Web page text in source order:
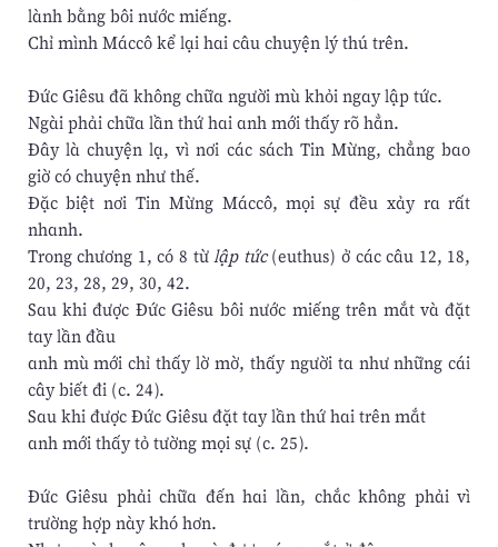
lành bằng bôi nước miếng.
Chỉ mình Máccô kể lại hai câu chuyện lý thú trên.
Đức Giêsu đã không chữa người mù khỏi ngay lập tức.
Ngài phải chữa lần thứ hai anh mới thấy rõ hẳn.
Đây là chuyện lạ, vì nơi các sách Tin Mừng, chẳng bao
giờ có chuyện như thế.
Đặc biệt nơi Tin Mừng Máccô, mọi sự đều xảy ra rất
nhanh.
Trong chương 1, có 8 từlập tức(euthus) ở các câu 12, 18,
20, 23, 28, 29, 30, 42.
Sau khi được Đức Giêsu bôi nước miếng trên mắt và đặt
tay lần đầu
anh mù mới chỉ thấy lờ mờ, thấy người ta như những cái
cây biết đi (c. 24).
Sau khi được Đức Giêsu đặt tay lần thứ hai trên mắt
anh mới thấy tỏ tường mọi sự (c. 25).
Đức Giêsu phải chữa đến hai lần, chắc không phải vì
trường hợp này khó hơn.